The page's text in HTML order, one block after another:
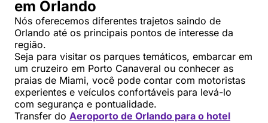
em Orlando
Nós oferecemos diferentes trajetos saindo de
Orlando até os principais pontos de interesse da
região.
Seja para visitar os parques temáticos, embarcar em
um cruzeiro em Porto Canaveral ou conhecer as
praias de Miami, você pode contar com motoristas
experientes e veículos confortáveis para levá-lo
com segurança e pontualidade.
Transfer do Aeroporto de Orlando para o hotel